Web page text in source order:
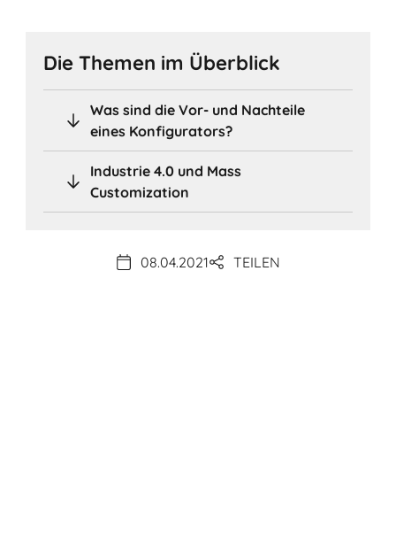
Die Themen im Überblick
Was sind die Vor- und Nachteile
eines Konfigurators?
Industrie 4.0 und Mass
Customization
08.04.2021 TEILEN